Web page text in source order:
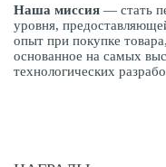
Наша миссия — стать
уровня,
опыт при покупке
основанное на самых
технологических